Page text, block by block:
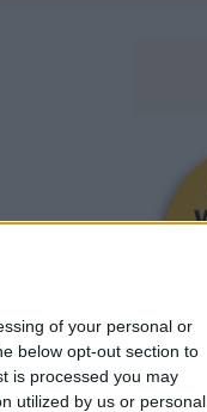
of your personal or
below opt-out section to
is processed you may
utilized by us or personal